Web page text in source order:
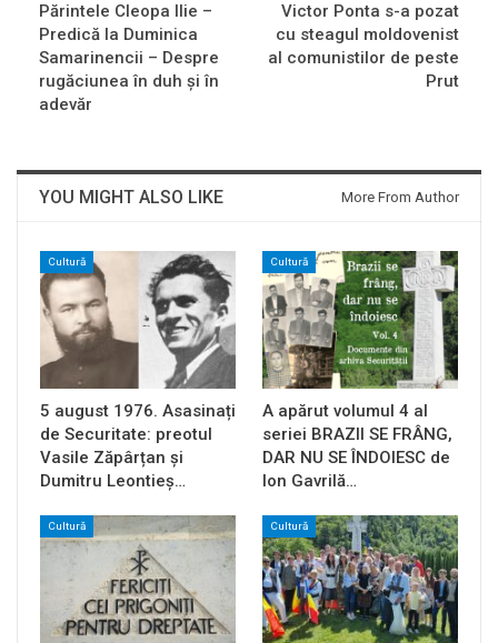
Părintele Cleopa Ilie –
Predică la Duminica
Samarinencii – Despre
rugăciunea în duh și în
adevăr
Victor Ponta s-a pozat
cu steagul moldovenist
al comunistilor de peste
Prut
YOU MIGHT ALSO LIKE More From Author
Cultură
5 august 1976. Asasinați
de Securitate: preotul
Vasile Zăpârțan și
Dumitru Leontieș…
Cultură
A apărut volumul 4 al
seriei BRAZII SE FRÂNG,
DAR NU SE ÎNDOIESC de
Ion Gavrilă…
Cultură Cultură